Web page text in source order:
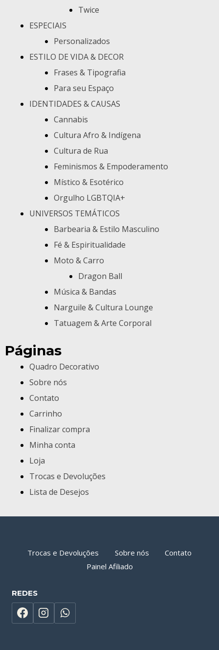
Twice
ESPECIAIS
Personalizados
ESTILO DE VIDA & DECOR
Frases & Tipografia
Para seu Espaço
IDENTIDADES & CAUSAS
Cannabis
Cultura Afro & Indígena
Cultura de Rua
Feminismos & Empoderamento
Místico & Esotérico
Orgulho LGBTQIA+
UNIVERSOS TEMÁTICOS
Barbearia & Estilo Masculino
Fé & Espiritualidade
Moto & Carro
Dragon Ball
Música & Bandas
Narguile & Cultura Lounge
Tatuagem & Arte Corporal
Páginas
Quadro Decorativo
Sobre nós
Contato
Carrinho
Finalizar compra
Minha conta
Loja
Trocas e Devoluções
Lista de Desejos
Trocas e Devoluções Sobre nós
Contato
Painel Afiliado
REDES